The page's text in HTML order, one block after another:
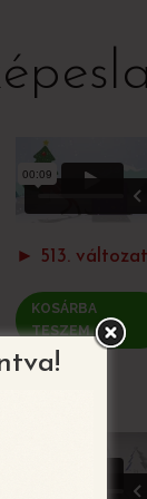
► 513. változat
KOSÁRBA
TESZEM